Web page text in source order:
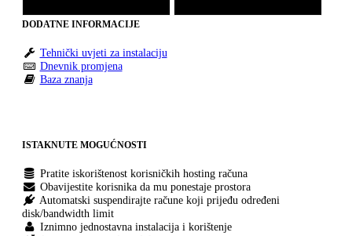
DODATNE INFORMACIJE
Tehnički uvjeti za instalaciju
Dnevnik promjena
Baza znanja
ISTAKNUTE MOGUĆNOSTI
Pratite iskorištenost korisničkih hosting računa
Obavijestite korisnika da mu ponestaje prostora
Automatski suspendirajte račune koji prijeđu određeni
disk/bandwidth limit
Iznimno jednostavna instalacija i korištenje